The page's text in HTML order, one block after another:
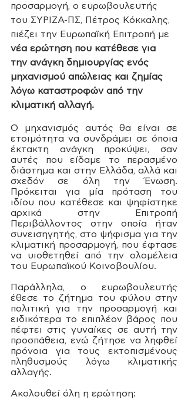
προσαρμογή, ο ευρωβουλευτής
του ΣΥΡΙΖΑ-ΠΣ, Πέτρος Κόκκαλης,
πιέζει την Ευρωπαϊκή Επιτροπή με
νέα ερώτηση που κατέθεσε για
την ανάγκη δημιουργίας ενός
μηχανισμού απώλειας και ζημίας
λόγω καταστροφών από την
κλιματική αλλαγή.
Ο μηχανισμός αυτός θα είναι σε
ετοιμότητα να συνδράμει σε όποια
έκτακτη ανάγκη προκύψει, σαν
αυτές που είδαμε το περασμένο
διάστημα και στην Ελλάδα, αλλά και
σχεδόν σε όλη την Ένωση.
Πρόκειται για μία πρόταση του
ιδίου που κατέθεσε και ψηφίστηκε
αρχικά στην Επιτροπή
Περιβάλλοντος στην οποία ήταν
συνεισηγητής, στο ψήφισμα για την
κλιματική προσαρμογή, που έφτασε
να υιοθετηθεί από την ολομέλεια
του Ευρωπαϊκού Κοινοβουλίου.
Παράλληλα, ο ευρωβουλευτής
έθεσε το ζήτημα του φύλου στην
πολιτική για την προσαρμογή και
ειδικότερα το επιπλέον βάρος που
πέφτει στις γυναίκες σε αυτή την
προσπάθεια, ενώ ζήτησε να ληφθεί
πρόνοια για τους εκτοπισμένους
πληθυσμούς λόγω κλιματικής
αλλαγής.
Ακολουθεί όλη η ερώτηση: